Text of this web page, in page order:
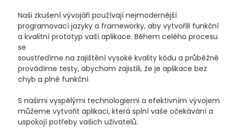
Naši zkušení vývojáři používají nejmodernější
programovací jazyky a frameworky, aby vytvořili funkční
a kvalitní prototyp vaší aplikace. Během celého procesu
se
soustředíme na zajištění vysoké kvality kódu a průběžně
provádíme testy, abychom zajistili, že je aplikace bez
chyb a plně funkční.
S našimi vyspělými technologiemi a efektivním vývojem
můžeme vytvořit aplikaci, která splní vaše očekávání a
uspokojí potřeby vašich uživatelů.